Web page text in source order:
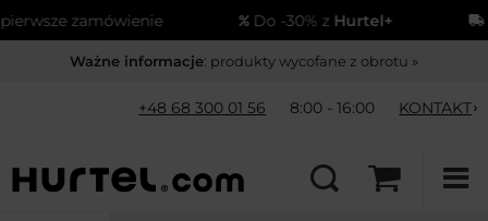
Do -30% zHurtel+ Wysyłka
Ważne informacje: produkty wycofane z obrotu »
+48 68 300 01 56 8:00 - 16:00 KONTAKT